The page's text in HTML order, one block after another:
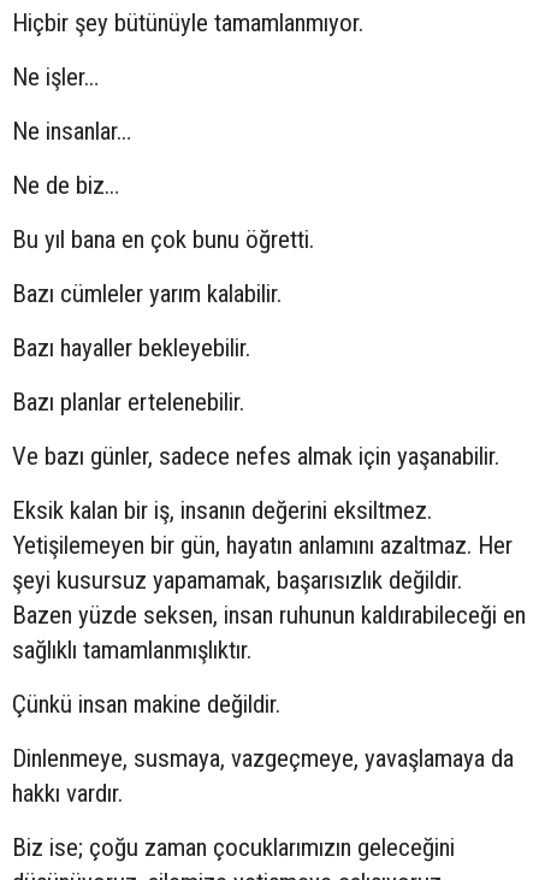
Hiçbir şey bütünüyle tamamlanmıyor.
Ne işler…
Ne insanlar…
Ne de biz…
Bu yıl bana en çok bunu öğretti.
Bazı cümleler yarım kalabilir.
Bazı hayaller bekleyebilir.
Bazı planlar ertelenebilir.
Ve bazı günler, sadece nefes almak için yaşanabilir.
Eksik kalan bir iş, insanın değerini eksiltmez.
Yetişilemeyen bir gün, hayatın anlamını azaltmaz. Her
şeyi kusursuz yapamamak, başarısızlık değildir.
Bazen yüzde seksen, insan ruhunun kaldırabileceği en
sağlıklı tamamlanmışlıktır.
Çünkü insan makine değildir.
Dinlenmeye, susmaya, vazgeçmeye, yavaşlamaya da
hakkı vardır.
Biz ise; çoğu zaman çocuklarımızın geleceğini